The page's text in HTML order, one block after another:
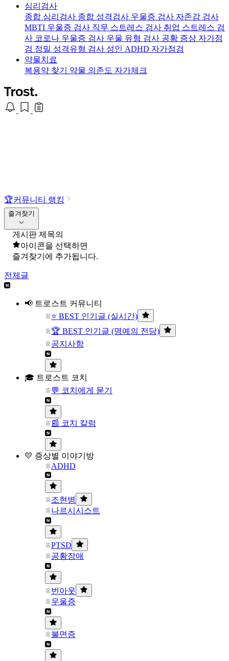
심리검사
종합 심리검사 종합 성격검사 우울증 검사 자존감 검사
MBTI 우울증 검사 직무 스트레스 검사 취업 스트레스 검
사 코로나 우울증 검사 우울 유형 검사 공황 증상 자가점
검 정밀 성격유형 검사 성인 ADHD 자가점검
약물치료
복용약 찾기 약물 의존도 자가체크
🏆커뮤니티 랭킹
즐겨찾기
게시판 제목의
아이콘을 선택하면
즐겨찾기에 추가됩니다.
전체글
📢 트로스트 커뮤니티
⭐ BEST 인기글 (실시간)
🏆 BEST 인기글 (명예의 전당)
공지사항
🎓 트로스트 코치
💬 코치에게 묻기
📰 코치 칼럼
💛 증상별 이야기방
ADHD
조현병
나르시시스트
PTSD
공황장애
번아웃
우울증
불면증